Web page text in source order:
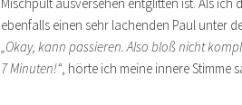
Mischpult ausversehen entglitten ist. Als
ebenfalls einen sehr lachenden Paul unter
„Okay, kann passieren. Also bloß nicht
7 Minuten!“, hörte ich meine innere Stimme